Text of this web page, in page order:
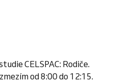
CELSPAC: Rodiče.
od 8:00 do 12:15.